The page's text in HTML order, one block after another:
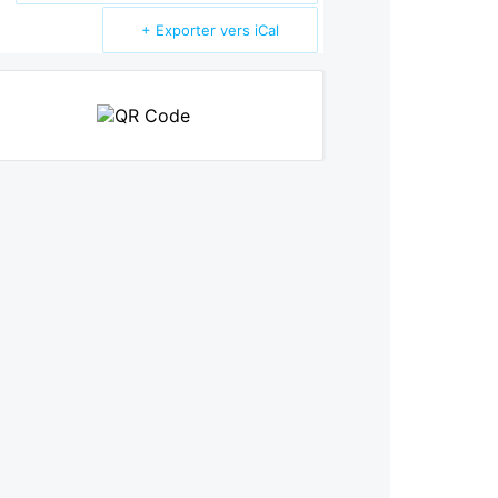
+ Exporter vers iCal